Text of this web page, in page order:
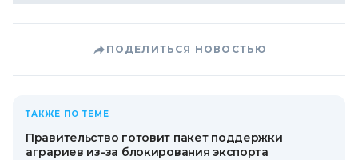
ПОДЕЛИТЬСЯ НОВОСТЬЮ
ТАКЖЕ ПО ТЕМЕ
Правительство готовит пакет поддержки
аграриев из-за блокирования экспорта